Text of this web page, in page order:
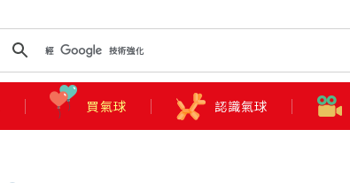
買氣球 認識氣球